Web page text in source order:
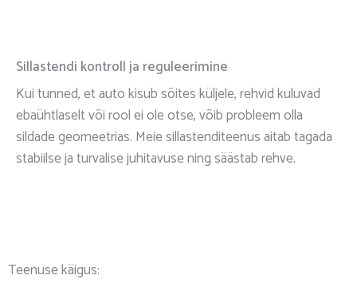
Sillastendi kontroll ja reguleerimine
Kui tunned, et auto kisub sõites küljele, rehvid kuluvad
ebaühtlaselt või rool ei ole otse, võib probleem olla
sildade geomeetrias. Meie sillastenditeenus aitab tagada
stabiilse ja turvalise juhitavuse ning säästab rehve.
Teenuse käigus: